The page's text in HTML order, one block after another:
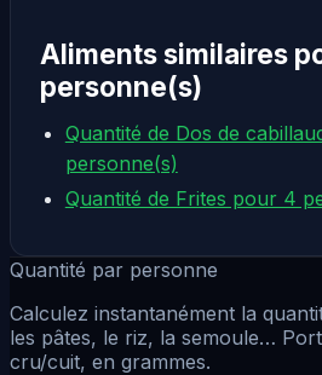
Aliments similaires
personne(s)
Quantité de Dos de
personne(s)
Quantité de Frites pour 4
Quantité par personne
Calculez instantanément la
les pâtes, le riz, la semoule…
cru/cuit, en grammes.